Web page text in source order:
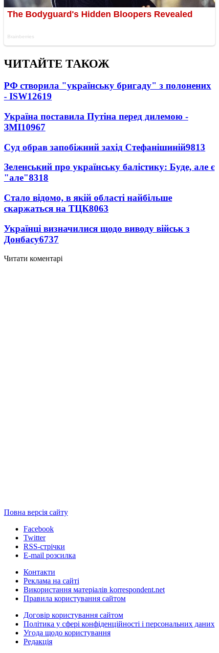
ЧИТАЙТЕ ТАКОЖ
РФ створила "українську бригаду" з полонених
- ISW12619
Україна поставила Путіна перед дилемою -
ЗМІ10967
Суд обрав запобіжний захід Стефанішиній9813
Зеленський про українську балістику: Буде, але є
"але"8318
Стало відомо, в якій області найбільше
скаржаться на ТЦК8063
Українці визначилися щодо виводу військ з
Донбасу6737
Читати коментарі
Повна версія сайту
Facebook
Twitter
RSS-стрічки
E-mail розсилка
Контакти
Реклама на сайті
Використання матеріалів korrespondent.net
Правила користування сайтом
Договір користування сайтом
Політика у сфері конфіденційності і персональних даних
Угода щодо користування
Редакція